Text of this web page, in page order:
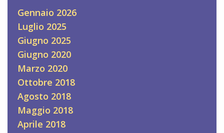
Gennaio 2026
Luglio 2025
Giugno 2025
Giugno 2020
Marzo 2020
Ottobre 2018
Agosto 2018
Maggio 2018
Aprile 2018